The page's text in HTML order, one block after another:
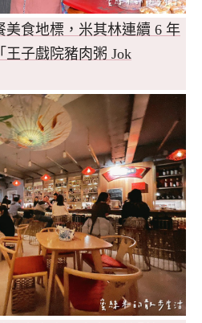
美食地標，米其林連續 6 年
王子戲院豬肉粥 Jok